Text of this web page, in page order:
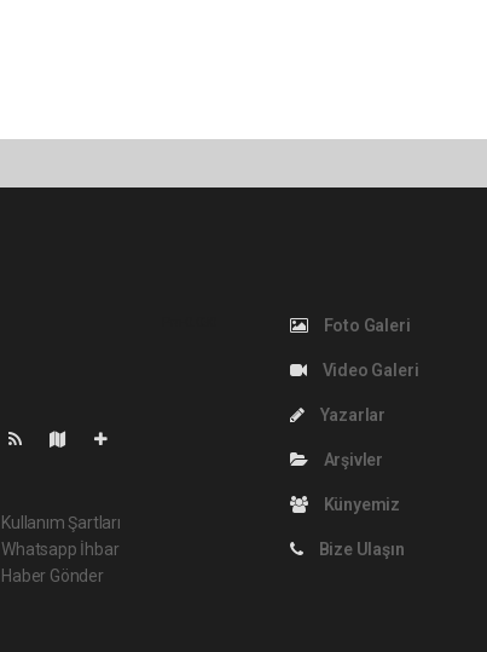
Kullanım Şartları
Whatsapp İhbar
Haber Gönder
Foto Galeri
Video Galeri
Yazarlar
Arşivler
Künyemiz
Bize Ulaşın